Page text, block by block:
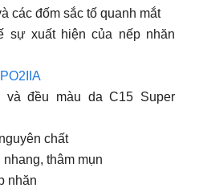
các đốm sắc tố quanh mắt
sự xuất hiện của nếp nhăn
và đều màu da C15 Super
chất
thâm mụn
nhăn